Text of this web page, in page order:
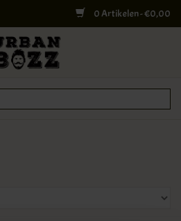
0 Artikelen - €0,00